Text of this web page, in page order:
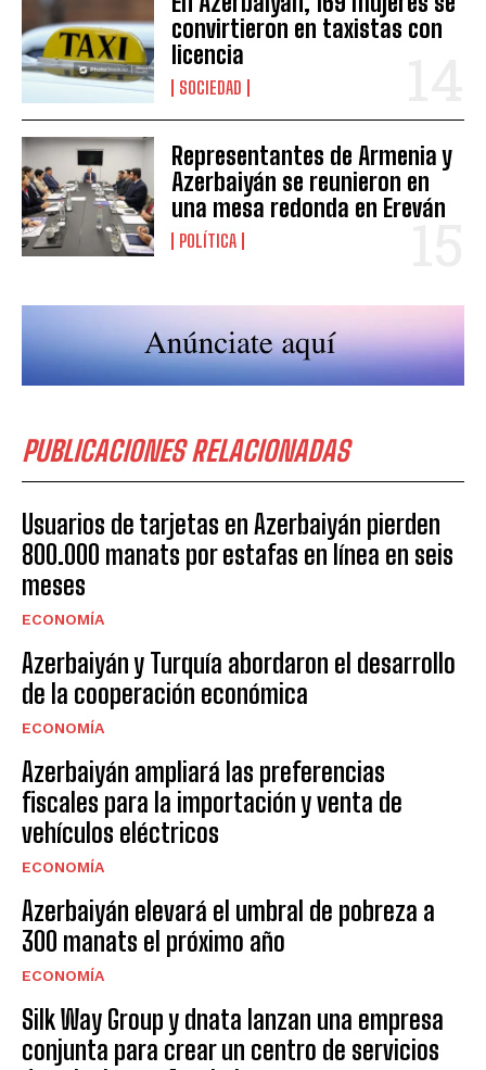
convirtieron en taxistas con
licencia
SOCIEDAD
Representantes de Armenia y
Azerbaiyán se reunieron en
una mesa redonda en Ereván
POLÍTICA
PUBLICACIONES RELACIONADAS
Usuarios de tarjetas en Azerbaiyán pierden
800.000 manats por estafas en línea en seis
meses
ECONOMÍA
Azerbaiyán y Turquía abordaron el desarrollo
de la cooperación económica
ECONOMÍA
Azerbaiyán ampliará las preferencias
fiscales para la importación y venta de
vehículos eléctricos
ECONOMÍA
Azerbaiyán elevará el umbral de pobreza a
300 manats el próximo año
ECONOMÍA
Silk Way Group y dnata lanzan una empresa
conjunta para crear un centro de servicios